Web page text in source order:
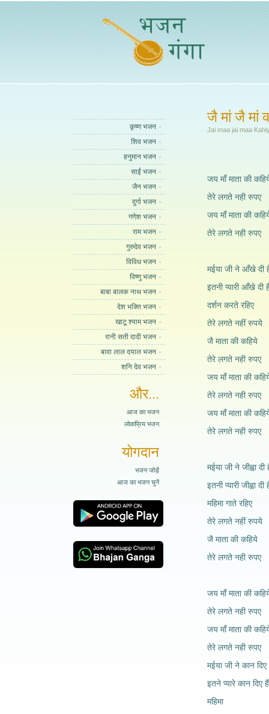
कृष्ण भजन
शिव भजन
हनुमान भजन
साईं भजन
जैन भजन
दुर्गा भजन
गणेश भजन
राम भजन
गुरुदेव भजन
विविध भजन
विष्णु भजन
बाबा बालक नाथ भजन
देश भक्ति भजन
खाटू श्याम भजन
रानी सती दादी भजन
बावा लाल दयाल भजन
शनि देव भजन
और...
आज का भजन
लोकप्रिय भजन
योगदान
भजन जोड़ें
आज का भजन चुनें
जै मां जै मां
Jai maa jai maa
जय माँ माता की
तेरे लगते नही रुपए
जय माँ माता की
तेरे लगते नही रुपए
मईया जी ने आँखे दी
इतनी प्यारी आँखे दी
दर्शन करते रहिए
तेरे लगते नहीं रुपये
जै माता की कहिये
तेरे लगते नही रुपए
जय माँ माता की
तेरे लगते नही रुपए
जय माँ माता की
तेरे लगते नही रुपए
मईया जी ने जीह्वा दी
इतनी प्यारी जीह्वा दी
महिमा गाते रहिए
तेरे लगते नहीं रुपये
जै माता की कहिये
तेरे लगते नही रुपए
जय माँ माता की
तेरे लगते नही रुपए
जय माँ माता की
तेरे लगते नही रुपए
मईया जी ने कान दिए
इतने प्यारे कान दिए हैं
महिमा